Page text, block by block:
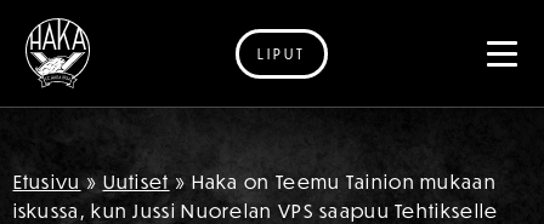
Siirry sisältöön
LIPUT
Etusivu » Uutiset » Haka on Teemu Tainion mukaan
iskussa, kun Jussi Nuorelan VPS saapuu Tehtikselle